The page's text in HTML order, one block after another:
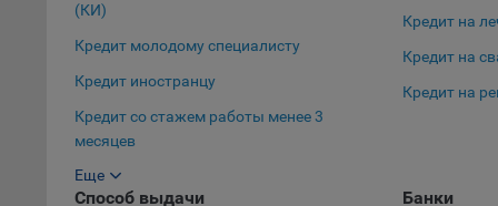
(КИ)
Кредит молодому специалисту
Кредит иностранцу
Кредит со стажем работы менее 3
месяцев
Кредит в декретном отпуске
Еще
Кредит на
Кредит на
Кредит на
Способ выдачи Банки